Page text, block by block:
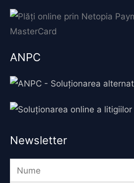
ANPC
Newsletter